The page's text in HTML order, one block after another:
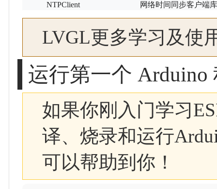
NTPClient
网络时间同步客户端
LVGL更多学习及使
运行第一个 Arduino
如果你刚入门学习
译、烧录和运行
可以帮助到你！